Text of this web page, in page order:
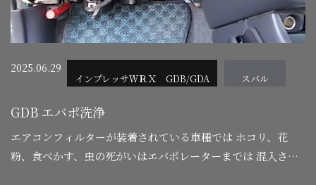
2025.06.29
インプレッサＷＲＸ GDB/GDA スバル
GDB エバポ洗浄
エアコンフィルターが装着されている車種では ホコリ、花
粉、食べかす、虫の死がいはエバポレーターまでは 混入され